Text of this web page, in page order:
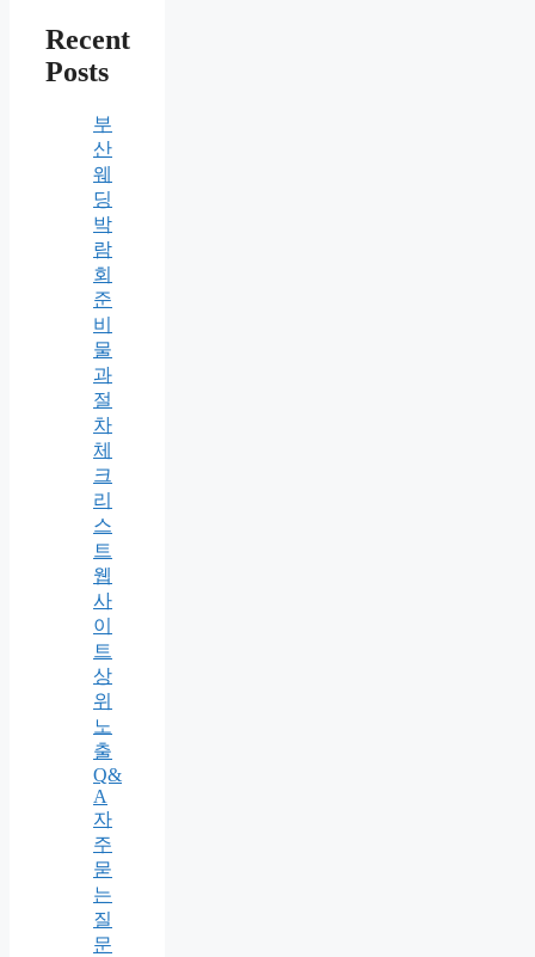
Recent
Posts
부
산
웨
딩
박
람
회
준
비
물
과
절
차
체
크
리
스
트
웹
사
이
트
상
위
노
출
Q&
A
자
주
묻
는
질
문